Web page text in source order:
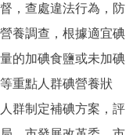
，查處違法行為，防
養調查，根據適宜碘
的加碘食鹽或未加碘
重點人群碘營養狀
群制定補碘方案，評